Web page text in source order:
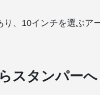
、10インチを選ぶア
スタンパーへ